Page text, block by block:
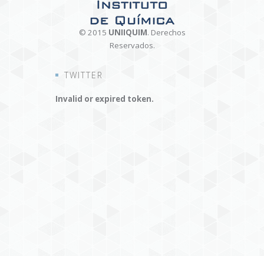
© 2015 UNIIQUIM. Derechos
Reservados.
TWITTER
Invalid or expired token.